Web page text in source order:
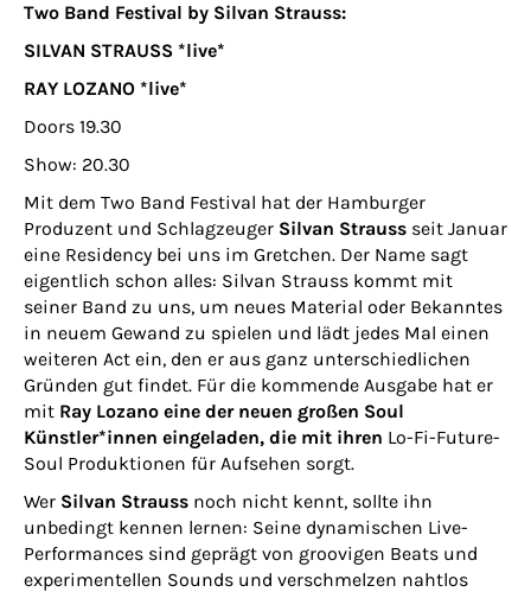
Two Band Festival by Silvan Strauss:
SILVAN STRAUSS *live*
RAY LOZANO *live*
Doors 19.30
Show: 20.30
Mit dem Two Band Festival hat der Hamburger
Produzent und Schlagzeuger Silvan Strauss seit Januar
eine Residency bei uns im Gretchen. Der Name sagt
eigentlich schon alles: Silvan Strauss kommt mit
seiner Band zu uns, um neues Material oder Bekanntes
in neuem Gewand zu spielen und lädt jedes Mal einen
weiteren Act ein, den er aus ganz unterschiedlichen
Gründen gut findet. Für die kommende Ausgabe hat er
mit Ray Lozano eine der neuen großen Soul
Künstler*innen eingeladen, die mit ihren Lo-Fi-Future-
Soul Produktionen für Aufsehen sorgt.
Wer Silvan Strauss noch nicht kennt, sollte ihn
unbedingt kennen lernen: Seine dynamischen Live-
Performances sind geprägt von groovigen Beats und
experimentellen Sounds und verschmelzen nahtlos